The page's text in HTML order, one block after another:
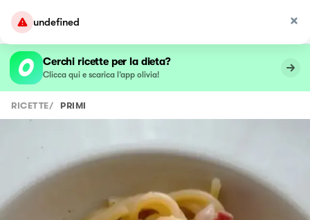
undefined
Cerchi ricette per la dieta?
Clicca qui e scarica l’app olivia!
RICETTE/ PRIMI